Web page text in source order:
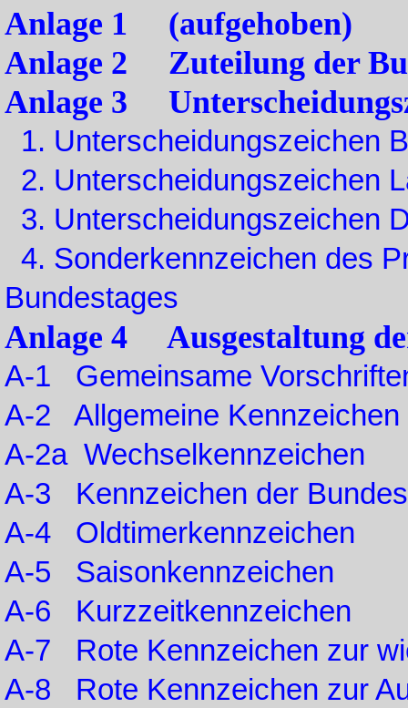
Anlage 1 (aufgehoben)
Anlage 2 Zuteilung der
Anlage 3
1. Unterscheidungszeichen
2. Unterscheidungszeichen
3. Unterscheidungszeichen
4. Sonderkennzeichen des
Bundestages
Anlage 4 Ausgestaltung
A-1 Gemeinsame
A-2 Allgemeine Kennzeichen
A-2a Wechselkennzeichen
A-3 Kennzeichen der
A-4 Oldtimerkennzeichen
A-5 Saisonkennzeichen
A-6 Kurzzeitkennzeichen
A-7 Rote Kennzeichen zur
A-8 Rote Kennzeichen zur